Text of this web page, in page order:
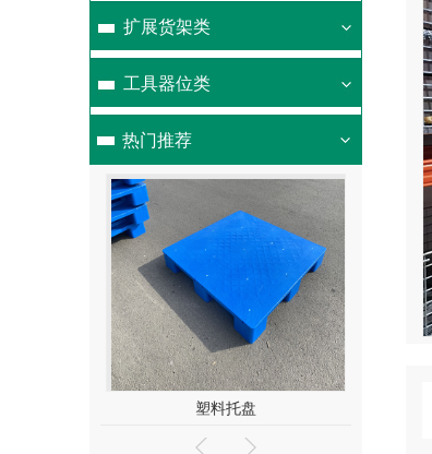
扩展货架类
工具器位类
热门推荐
塑料托盘
模具货架，主要用于存放各种模具物品；顶部可配置
移动葫芦车（手拉或电动），抽屉底部设有滚轮轨
道，承载后依然能用很小的力自如地拉动，附加定位
保险装置，安全可靠；根据承载能力可分为轻量型、
重量型两种。操作轻···
查看详情
咨询热线
13912337678